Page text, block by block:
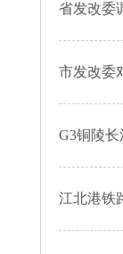
省发改委
市发改委
G3铜陵
江北港铁